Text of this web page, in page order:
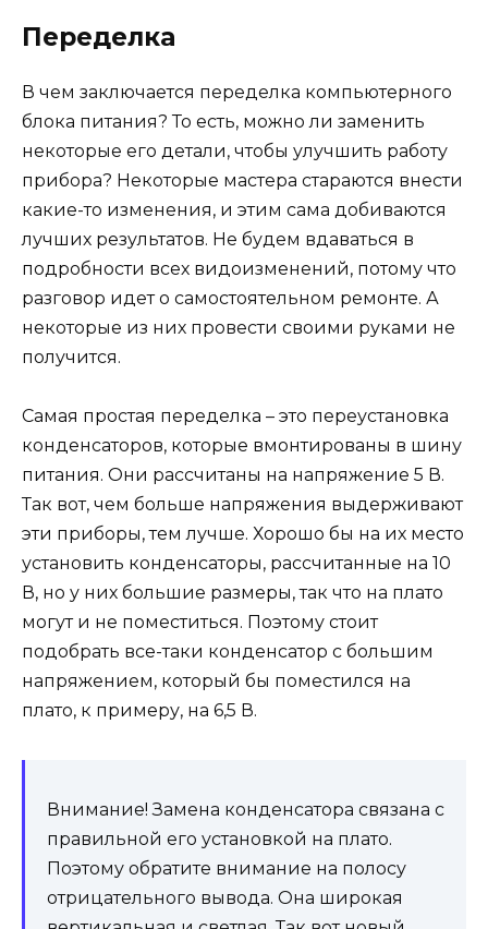
Переделка
В чем заключается переделка компьютерного
блока питания? То есть, можно ли заменить
некоторые его детали, чтобы улучшить работу
прибора? Некоторые мастера стараются внести
какие-то изменения, и этим сама добиваются
лучших результатов. Не будем вдаваться в
подробности всех видоизменений, потому что
разговор идет о самостоятельном ремонте. А
некоторые из них провести своими руками не
получится.
Самая простая переделка – это переустановка
конденсаторов, которые вмонтированы в шину
питания. Они рассчитаны на напряжение 5 В.
Так вот, чем больше напряжения выдерживают
эти приборы, тем лучше. Хорошо бы на их место
установить конденсаторы, рассчитанные на 10
В, но у них большие размеры, так что на плато
могут и не поместиться. Поэтому стоит
подобрать все-таки конденсатор с большим
напряжением, который бы поместился на
плато, к примеру, на 6,5 В.
Внимание! Замена конденсатора связана с
правильной его установкой на плато.
Поэтому обратите внимание на полосу
отрицательного вывода. Она широкая